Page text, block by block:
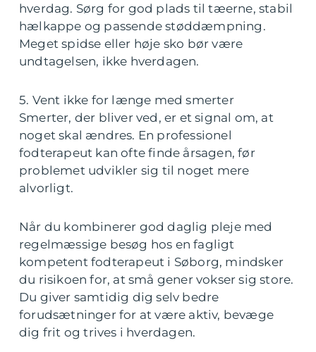
hverdag. Sørg for god plads til tæerne, stabil
hælkappe og passende støddæmpning.
Meget spidse eller høje sko bør være
undtagelsen, ikke hverdagen.
5. Vent ikke for længe med smerter
Smerter, der bliver ved, er et signal om, at
noget skal ændres. En professionel
fodterapeut kan ofte finde årsagen, før
problemet udvikler sig til noget mere
alvorligt.
Når du kombinerer god daglig pleje med
regelmæssige besøg hos en fagligt
kompetent fodterapeut i Søborg, mindsker
du risikoen for, at små gener vokser sig store.
Du giver samtidig dig selv bedre
forudsætninger for at være aktiv, bevæge
dig frit og trives i hverdagen.